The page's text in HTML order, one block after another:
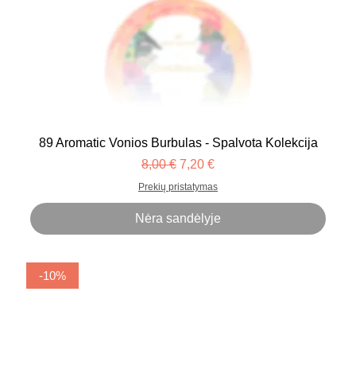
89 Aromatic Vonios Burbulas - Spalvota Kolekcija
Įprastinė kaina
8,00 € Pardavimo kaina
7,20 €
Prekių pristatymas
Nėra sandėlyje
-10%